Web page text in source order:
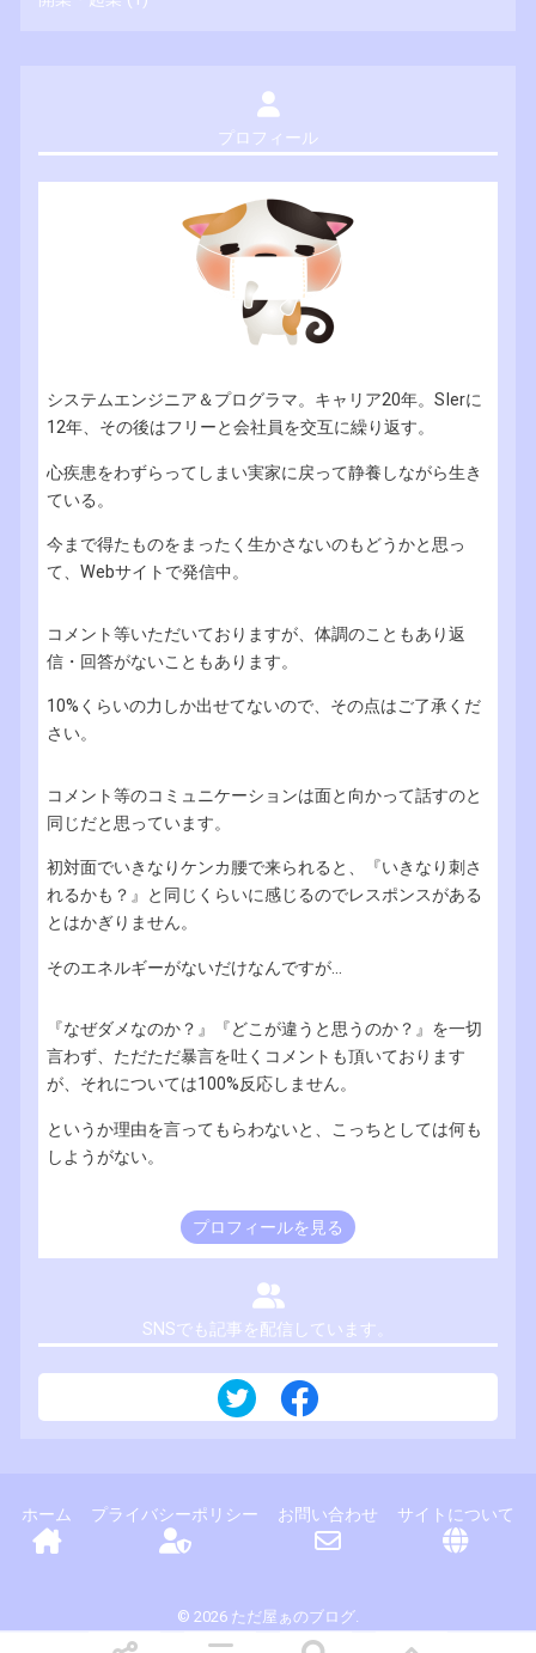
プロフィール
システムエンジニア＆プログラマ。キャリア20年。SIerに
12年、その後はフリーと会社員を交互に繰り返す。
心疾患をわずらってしまい実家に戻って静養しながら生き
ている。
今まで得たものをまったく生かさないのもどうかと思っ
て、Webサイトで発信中。
コメント等いただいておりますが、体調のこともあり返
信・回答がないこともあります。
10%くらいの力しか出せてないので、その点はご了承くだ
さい。
コメント等のコミュニケーションは面と向かって話すのと
同じだと思っています。
初対面でいきなりケンカ腰で来られると、『いきなり刺さ
れるかも？』と同じくらいに感じるのでレスポンスがある
とはかぎりません。
そのエネルギーがないだけなんですが...
『なぜダメなのか？』『どこが違うと思うのか？』を一切
言わず、ただただ暴言を吐くコメントも頂いております
が、それについては100%反応しません。
というか理由を言ってもらわないと、こっちとしては何も
しようがない。
プロフィールを見る
SNSでも記事を配信しています。
ホーム プライバシーポリシー お問い合わせ サイトについて
© 2026 ただ屋ぁのブログ.